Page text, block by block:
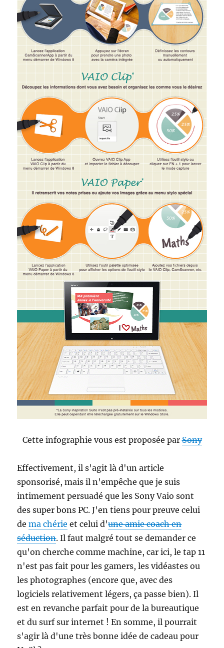
Cette infographie vous est proposée parSony
Effectivement, il s'agit là d'un article
sponsorisé, mais il n'empêche que je suis
intimement persuadé que les Sony Vaio sont
des super bons PC. J'en tiens pour preuve celui
dema chérie et celui d'une amie coach en
séduction. Il faut malgré tout se demander ce
qu'on cherche comme machine, car ici, le tap 11
n'est pas fait pour les gamers, les vidéastes ou
les photographes (encore que, avec des
logiciels relativement légers, ça passe bien). Il
est en revanche parfait pour de la bureautique
et du surf sur internet ! En somme, il pourrait
s'agir là d'une très bonne idée de cadeau pour